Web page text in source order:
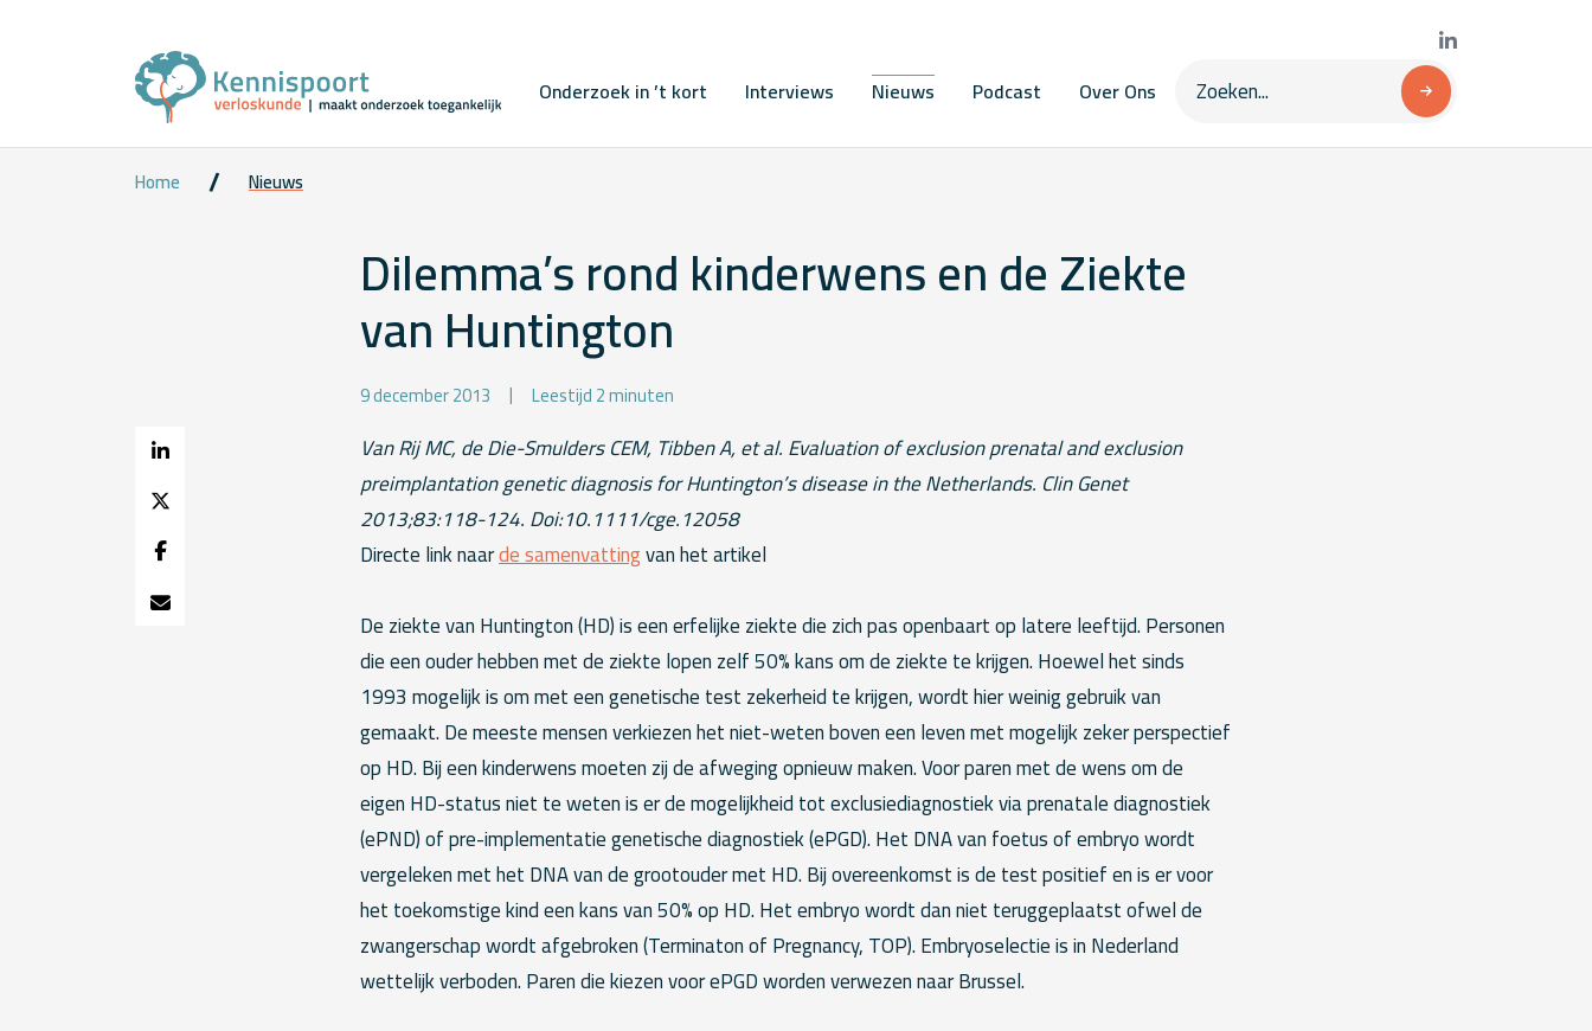
Onderzoek in ’t kort Interviews Nieuws Podcast Over Ons
Home Nieuws
Dilemma’s rond kinderwens en de Ziekte
van Huntington
9 december 2013 Leestijd 2 minuten
Van Rij MC, de Die-Smulders CEM, Tibben A, et al. Evaluation of exclusion prenatal and exclusion
preimplantation genetic diagnosis for Huntington’s disease in the Netherlands. Clin Genet
2013;83:118-124. Doi:10.1111/cge.12058
Directe link naarde samenvattingvan het artikel
De ziekte van Huntington (HD) is een erfelijke ziekte die zich pas openbaart op latere leeftijd. Personen
die een ouder hebben met de ziekte lopen zelf 50% kans om de ziekte te krijgen. Hoewel het sinds
1993 mogelijk is om met een genetische test zekerheid te krijgen, wordt hier weinig gebruik van
gemaakt. De meeste mensen verkiezen het niet-weten boven een leven met mogelijk zeker perspectief
op HD. Bij een kinderwens moeten zij de afweging opnieuw maken. Voor paren met de wens om de
eigen HD-status niet te weten is er de mogelijkheid tot exclusiediagnostiek via prenatale diagnostiek
(ePND) of pre-implementatie genetische diagnostiek (ePGD). Het DNA van foetus of embryo wordt
vergeleken met het DNA van de grootouder met HD. Bij overeenkomst is de test positief en is er voor
het toekomstige kind een kans van 50% op HD. Het embryo wordt dan niet teruggeplaatst ofwel de
zwangerschap wordt afgebroken (Terminaton of Pregnancy, TOP). Embryoselectie is in Nederland
wettelijk verboden. Paren die kiezen voor ePGD worden verwezen naar Brussel.